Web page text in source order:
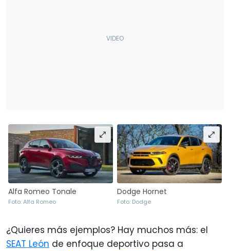
Alfa Romeo Tonale
Foto: Alfa Romeo
Dodge Hornet
Foto: Dodge
¿Quieres más ejemplos? Hay muchos más: el
SEAT León de enfoque deportivo pasa a